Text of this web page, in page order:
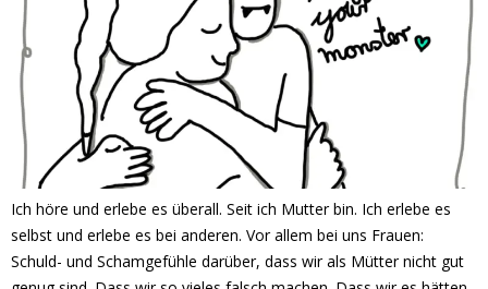
Ich höre und erlebe es überall. Seit ich Mutter bin. Ich erlebe es
selbst und erlebe es bei anderen. Vor allem bei uns Frauen:
Schuld- und Schamgefühle darüber, dass wir als Mütter nicht gut